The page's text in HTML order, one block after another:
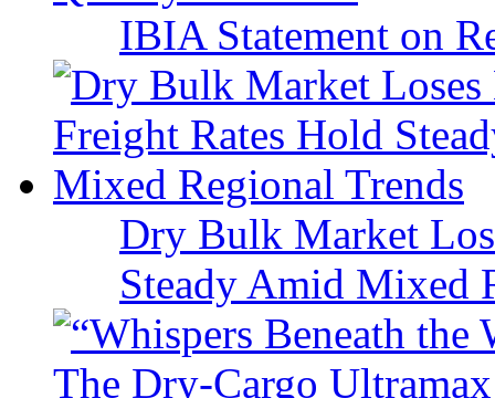
IBIA Statement on
Dry Bulk Market
Steady Amid Mixed